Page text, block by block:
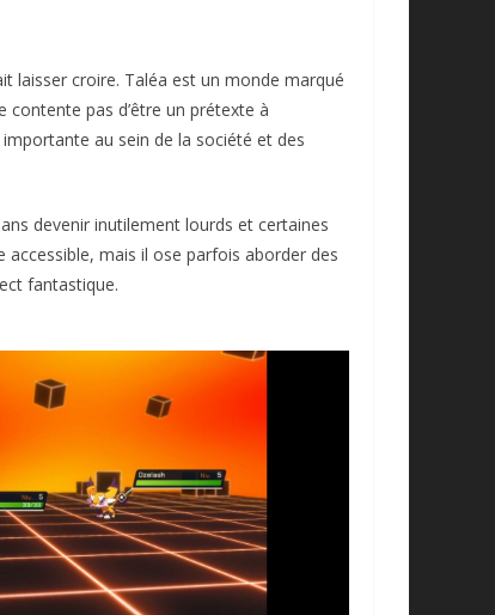
laisser croire. Taléa est un monde marqué
contente pas d’être un prétexte à
au sein de la société et des
devenir inutilement lourds et certaines
mais il ose parfois aborder des
fantastique.